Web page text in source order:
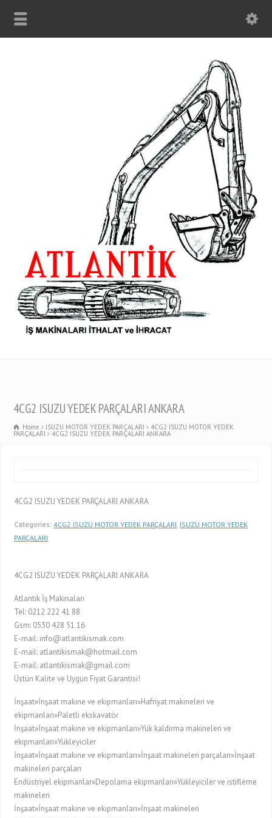
4CG2 ISUZU YEDEK PARÇALARI ANKARA
Home ISUZU MOTOR YEDEK PARÇALARI 4CG2 ISUZU MOTOR YEDEK
PARÇALARI 4CG2 ISUZU YEDEK PARÇALARI ANKARA
4CG2 ISUZU YEDEK PARÇALARI ANKARA
Categories: 4CG2 ISUZU MOTOR YEDEK PARÇALARI ISUZU MOTOR YEDEK
PARÇALARI
4CG2 ISUZU YEDEK PARÇALARI ANKARA
Atlantik İş Makinaları
Tel: 0212 222 41 88
Gsm: 0530 428 51 16
E-mail: info@atlantikismak.com
E-mail: atlantikismak@hotmail.com
E-mail: atlantikismak@gmail.com
Üstün Kalite ve Uygun Fiyat Garantisi!
İnşaat»İnşaat makine ve ekipmanları»Hafriyat makineleri ve
ekipmanları»Paletli ekskavatör
İnşaat»İnşaat makine ve ekipmanları»Yük kaldırma makineleri ve
ekipmanları»Yükleyiciler
İnşaat»İnşaat makine ve ekipmanları»İnşaat makineleri parçaları»İnşaat
makineleri parçaları
Endüstriyel ekipmanlar»Depolama ekipmanları»Yükleyiciler ve istifleme
makineleri
İnşaat»İnşaat makine ve ekipmanları»İnşaat makineleri